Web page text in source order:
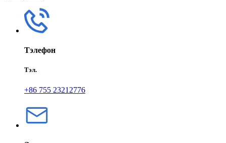
Тэлефон
Тэл.
+86 755 23212776